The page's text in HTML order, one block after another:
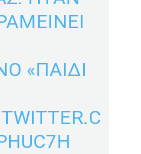
«ΠΑΙΔΙ